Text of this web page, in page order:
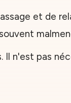
et de
n'est pas